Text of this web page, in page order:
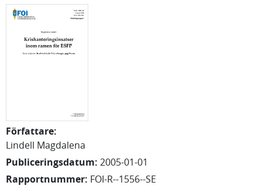
Författare:
Lindell Magdalena
Publiceringsdatum: 2005-01-01
Rapportnummer: FOI-R--1556--SE